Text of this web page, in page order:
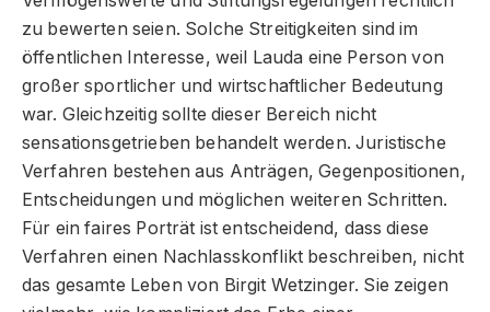
zu bewerten seien. Solche Streitigkeiten sind im
öffentlichen Interesse, weil Lauda eine Person von
großer sportlicher und wirtschaftlicher Bedeutung
war. Gleichzeitig sollte dieser Bereich nicht
sensationsgetrieben behandelt werden. Juristische
Verfahren bestehen aus Anträgen, Gegenpositionen,
Entscheidungen und möglichen weiteren Schritten.
Für ein faires Porträt ist entscheidend, dass diese
Verfahren einen Nachlasskonflikt beschreiben, nicht
das gesamte Leben von Birgit Wetzinger. Sie zeigen